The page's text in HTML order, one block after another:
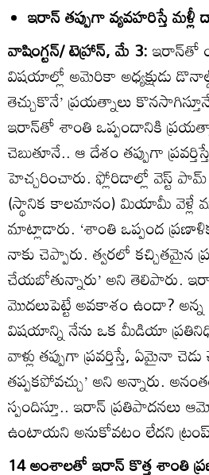
ఇరాన్‌ తప్పుగా వ్యవహరిస్తే మళ్లీ
వాషింగ్టన్‌/ టెహ్రాన్‌, మే 3:ఇరాన్‌తో
విషయాల్లో అమెరికా అధ్యక్షుడు
తెచ్చుకొనే’ ప్రయత్నాలు
ఇరాన్‌తో శాంతి ఒప్పందానికి
చెబుతూనే.. ఆ దేశం తప్పుగా
హెచ్చరించారు. ఫ్లోరిడాల్లో వెస్ట్‌
(స్థానిక కాలమానం) మియామీ
మాట్లాడారు. ‘శాంతి ఒప్పంద
నాకు చెప్పారు. త్వరలో కచ్చితమైన
చేయబోతున్నారు’ అని తెలిపారు.
మొదలుపెట్టే అవకాశం ఉందా? అన్న
విషయాన్ని నేను ఒక మీడియా
వాళ్లు తప్పుగా ప్రవర్తిస్తే, ఏమైనా
తప్పకపోవచ్చు’ అని అన్నారు.
స్పందిస్తూ.. ఇరాన్‌ ప్రతిపాదనలు
ఉంటాయని అనుకోవటం లేదని
14 అంశాలతో ఇరాన్‌ కొత్త శాంతి